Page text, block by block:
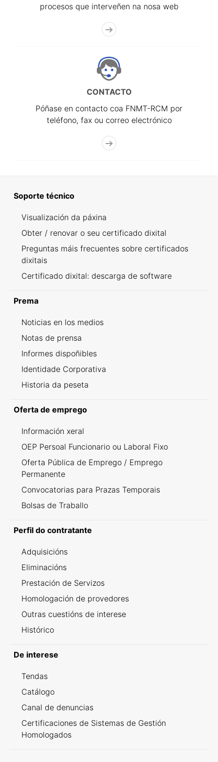
procesos que interveñen na nosa web
CONTACTO
Póñase en contacto coa FNMT-RCM por
teléfono, fax ou correo electrónico
Soporte técnico
Visualización da páxina
Obter / renovar o seu certificado dixital
Preguntas máis frecuentes sobre certificados
dixitais
Certificado dixital: descarga de software
Prema
Noticias en los medios
Notas de prensa
Informes dispoñibles
Identidade Corporativa
Historia da peseta
Oferta de emprego
Información xeral
OEP Persoal Funcionario ou Laboral Fixo
Oferta Pública de Emprego / Emprego
Permanente
Convocatorias para Prazas Temporais
Bolsas de Traballo
Perfil do contratante
Adquisicións
Eliminacións
Prestación de Servizos
Homologación de provedores
Outras cuestións de interese
Histórico
De interese
Tendas
Catálogo
Canal de denuncias
Certificaciones de Sistemas de Gestión
Homologados